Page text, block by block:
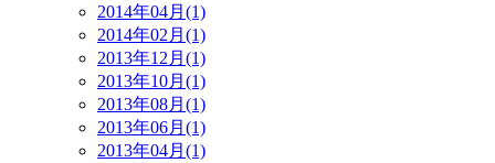
2014年04月(1)
2014年02月(1)
2013年12月(1)
2013年10月(1)
2013年08月(1)
2013年06月(1)
2013年04月(1)